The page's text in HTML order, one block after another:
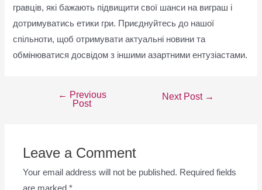
гравців, які бажають підвищити свої шанси на виграш і
дотримуватись етики гри. Приєднуйтесь до нашої
спільноти, щоб отримувати актуальні новини та
обмінюватися досвідом з іншими азартними ентузіастами.
← Previous
Post
Next Post →
Leave a Comment
Your email address will not be published. Required fields
are marked*